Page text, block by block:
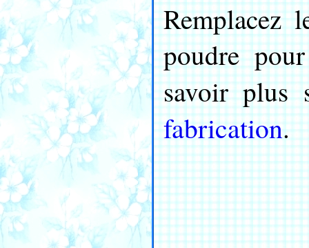
Remplacez
poudre
savoir
fabrication.